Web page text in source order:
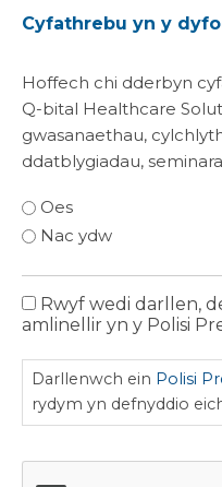
Cyfathrebu yn y
Hoffech chi dderbyn
Q-bital Healthcare
gwasanaethau,
ddatblygiadau,
Oes
Nac ydw
Polisi
Preifatrwydd
Rwyf wedi darllen,
amlinellir yn y Polisi
Darllenwch ein Polisi
rydym yn defnyddio
CAPTCHA